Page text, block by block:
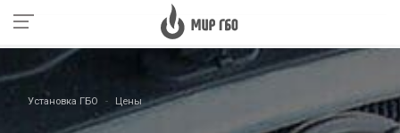
Установка ГБО Цены